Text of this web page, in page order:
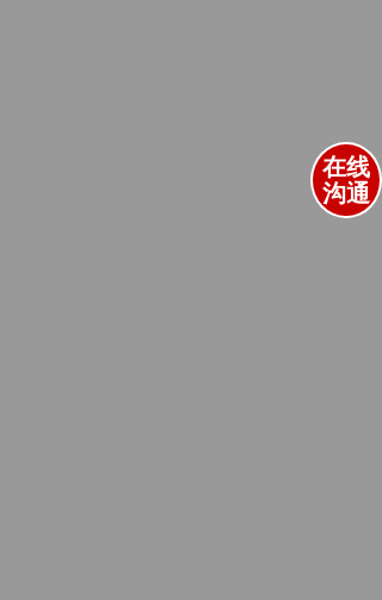
在线
沟通